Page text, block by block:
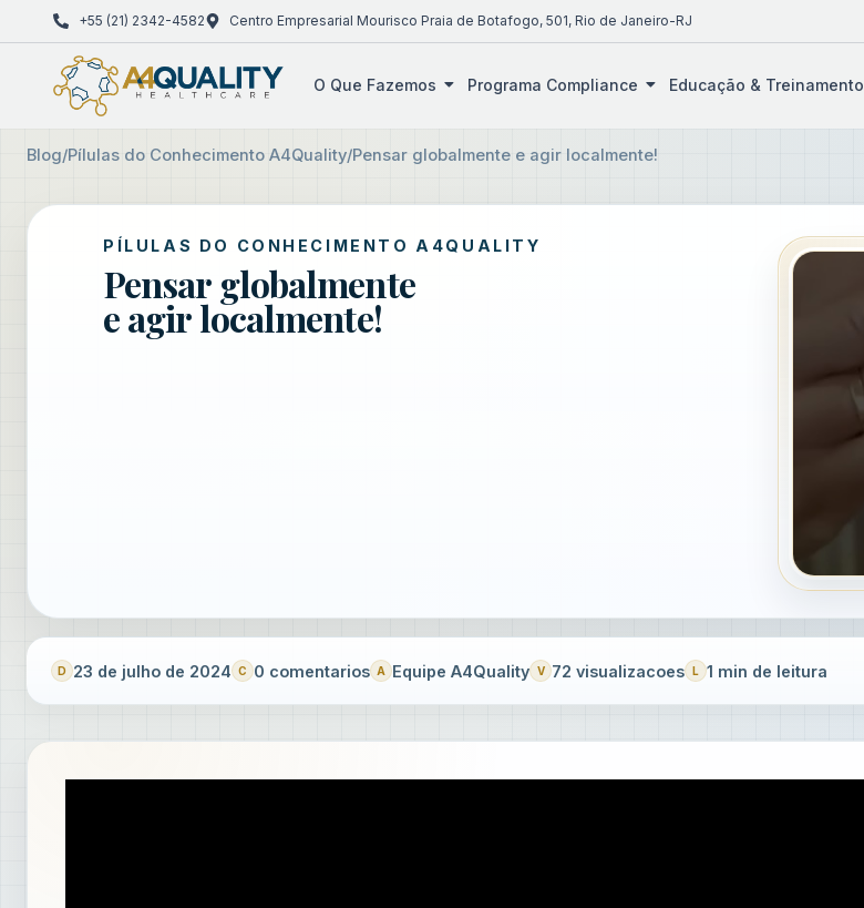
+55 (21) 2342-4582 Centro Empresarial Mourisco Praia de Botafogo, 501, Rio de Janeiro-RJ
O Que Fazemos Programa Compliance Educação & Treinamento
Blog/Pílulas do Conhecimento A4Quality/Pensar globalmente e agir localmente!
PÍLULAS DO CONHECIMENTO A4QUALITY
Pensar globalmente
e agir localmente!
23 de julho de 2024 0 comentarios Equipe A4Quality 72 visualizacoes 1 min de leitura